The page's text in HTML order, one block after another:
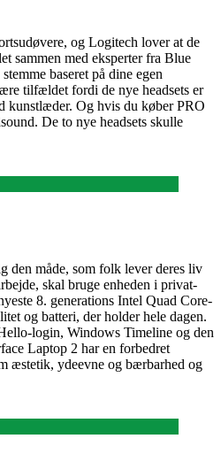
og Logitech lover at de
sammen med eksperter fra Blue
baseret på dine egen
tilfældet fordi de nye headsets er
kunstlæder. Og hvis du køber PRO
De to nye headsets skulle
den måde, som folk lever deres liv
skal bruge enheden i privat-
8. generations Intel Quad Core-
og batteri, der holder hele dagen.
login, Windows Timeline og den
Laptop 2 har en forbedret
æstetik, ydeevne og bærbarhed og